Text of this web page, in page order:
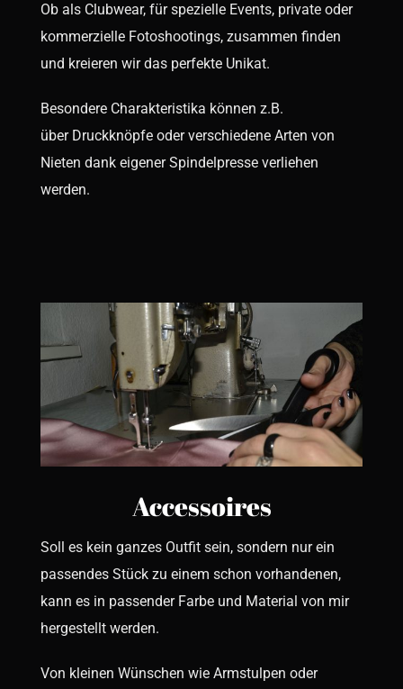
Ob als Clubwear, für spezielle Events, private oder
kommerzielle Fotoshootings, zusammen finden
und kreieren wir das perfekte Unikat.
Besondere Charakteristika können z.B.
über Druckknöpfe oder verschiedene Arten von
Nieten dank eigener Spindelpresse verliehen
werden.
Accessoires
Soll es kein ganzes Outfit sein, sondern nur ein
passendes Stück zu einem schon vorhandenen,
kann es in passender Farbe und Material von mir
hergestellt werden.
Von kleinen Wünschen wie Armstulpen oder